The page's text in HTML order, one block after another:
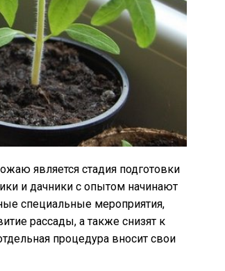
является стадия подготовки
и дачники с опытом начинают
специальные мероприятия,
рассады, а также снизят к
процедура вносит свои